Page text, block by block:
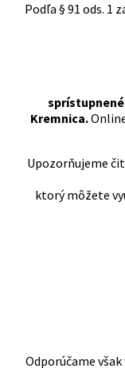
Podľa § 91 ods. 1
Kremnica.
Upozorňujeme
ktorý môžete
Odporúčame